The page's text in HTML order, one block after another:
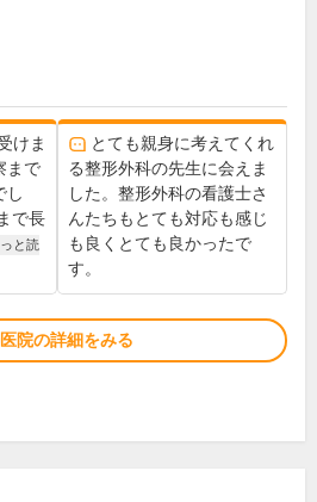
けま
まで
し
で長
と読
とても親身に考えてくれ
る整形外科の先生に会えま
した。整形外科の看護士さ
んたちもとても対応も感じ
も良くとても良かったで
す。
院の詳細をみる